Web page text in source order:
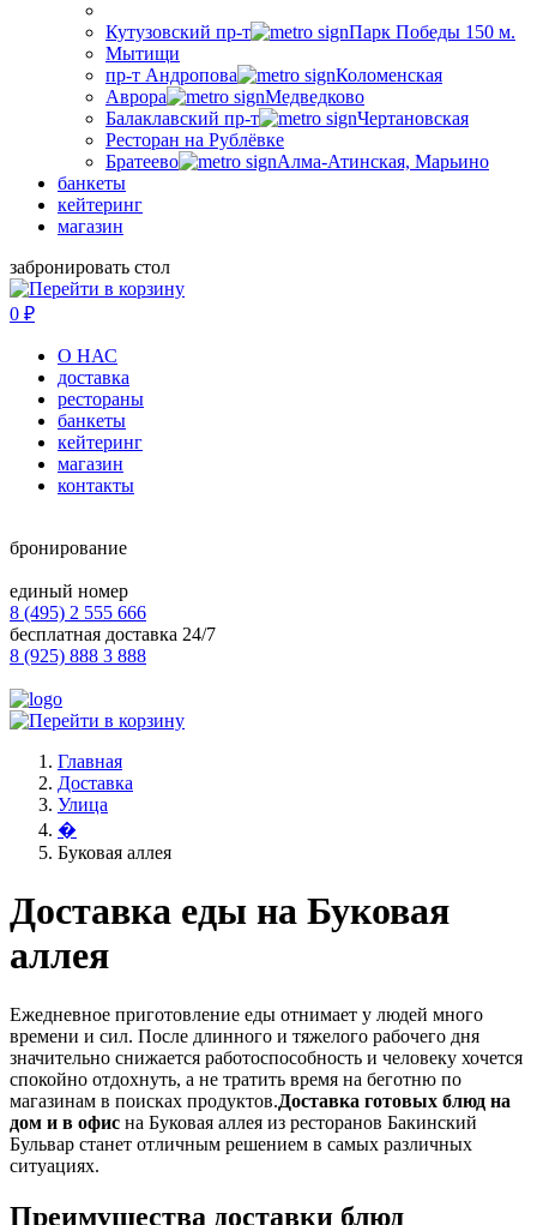
Кутузовский пр-т
Парк Победы 150 м.
Мытищи
пр-т Андропова
Коломенская
Аврора
Медведково
Балаклавский пр-т
Чертановская
Ресторан на Рублёвке
Братеево
Алма-Атинская, Марьино
банкеты
кейтеринг
магазин
забронировать стол
0 ₽
О НАС
доставка
рестораны
банкеты
кейтеринг
магазин
контакты
бронирование
единый номер
8 (495) 2 555 666
бесплатная доставка 24/7
8 (925) 888 3 888
Главная
Доставка
Улица
�
Буковая аллея
Доставка еды на Буковая
аллея
Ежедневное приготовление еды отнимает у людей много
времени и сил. После длинного и тяжелого рабочего дня
значительно снижается работоспособность и человеку хочется
спокойно отдохнуть, а не тратить время на беготню по
магазинам в поисках продуктов.Доставка готовых блюд на
дом и в офис на Буковая аллея из ресторанов Бакинский
Бульвар станет отличным решением в самых различных
ситуациях.
Преимущества доставки блюд